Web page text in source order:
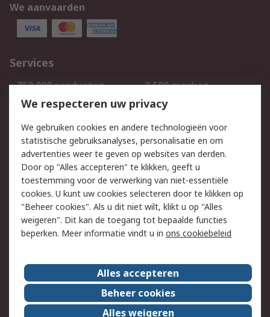
We aanvaarden
Services
750.000 producten
2.500 merken
Bestellen
Inkoopoplossingen
Track & Trace
Wettelijk
Cookiebeleid
Email veiligheid
Privacybeleid
Websitevoorwaarden
Algemene
verkoopvoorwaarden
Over RS
RS Group
Over ons
RS wereldwijd
Werken bij RS
We respecteren uw privacy
We gebruiken cookies en andere technologieën voor
statistische gebruiksanalyses, personalisatie en om
advertenties weer te geven op websites van derden.
Door op "Alles accepteren" te klikken, geeft u
toestemming voor de verwerking van niet-essentiële
cookies. U kunt uw cookies selecteren door te klikken op
"Beheer cookies". Als u dit niet wilt, klikt u op "Alles
weigeren". Dit kan de toegang tot bepaalde functies
beperken. Meer informatie vindt u in ons cookiebeleid
Alles accepteren
Beheer cookies
Alles weigeren